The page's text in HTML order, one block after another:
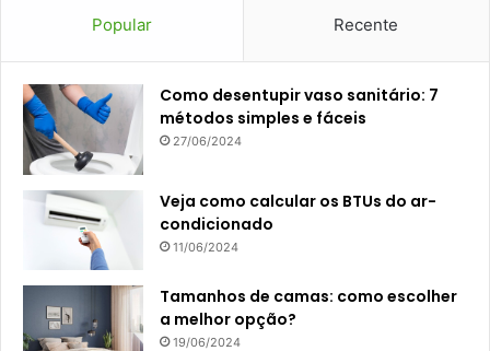
Popular Recente
Como desentupir vaso sanitário: 7
métodos simples e fáceis
27/06/2024
Veja como calcular os BTUs do ar-
condicionado
11/06/2024
Tamanhos de camas: como escolher
a melhor opção?
19/06/2024